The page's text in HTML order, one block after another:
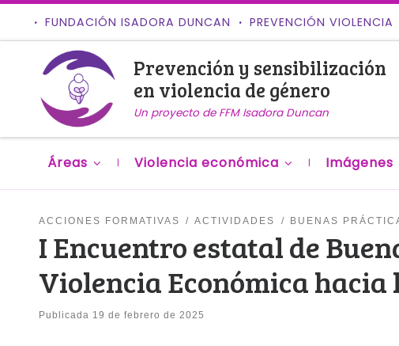
Saltar al contenido
FUNDACIÓN ISADORA DUNCAN PREVENCIÓN VIOLENCIA
Prevención y sensibilización
en violencia de género
Un proyecto de FFM Isadora Duncan
Áreas Violencia económica Imágenes
ACCIONES FORMATIVAS ACTIVIDADES BUENAS
I Encuentro estatal de
Violencia Económica hacia
Publicada 19 de febrero de 2025